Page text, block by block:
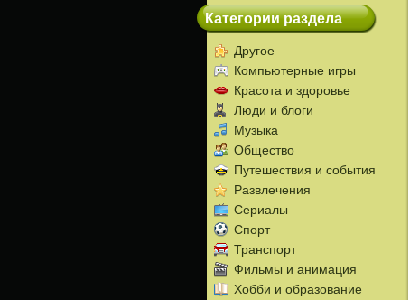
Категории раздела
Другое
Компьютерные игры
Красота и здоровье
Люди и блоги
Музыка
Общество
Путешествия и события
Развлечения
Сериалы
Спорт
Транспорт
Фильмы и анимация
Хобби и образование